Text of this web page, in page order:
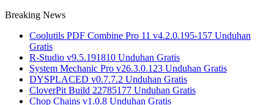
Breaking News
Coolutils PDF Combine Pro 11 v4.2.0.195-157 Unduhan
Gratis
R-Studio v9.5.191810 Unduhan Gratis
System Mechanic Pro v26.3.0.123 Unduhan Gratis
DYSPLACED v0.7.7.2 Unduhan Gratis
CloverPit Build 22785177 Unduhan Gratis
Chop Chains v1.0.8 Unduhan Gratis